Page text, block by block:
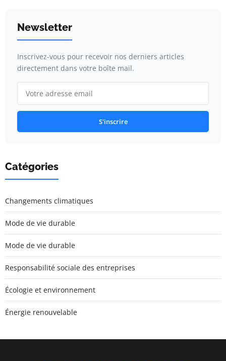
Newsletter
Inscrivez-vous pour recevoir nos derniers articles
directement dans votre boîte mail.
S'inscrire
Catégories
Changements climatiques
Mode de vie durable
Mode de vie durable
Responsabilité sociale des entreprises
Écologie et environnement
Énergie renouvelable